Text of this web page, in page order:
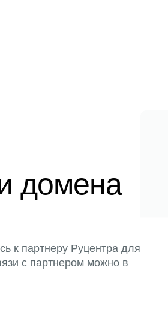
домена
к партнеру Руцентра для
с партнером можно в